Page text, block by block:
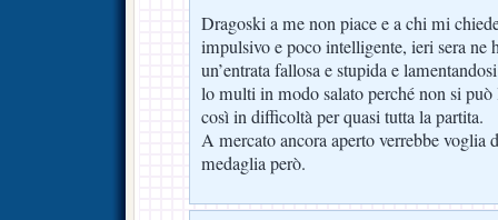
Dragoski a me non piace e a chi mi
impulsivo e poco intelligente, ieri sera ne
un’entrata fallosa e stupida e
lo multi in modo salato perché non si può
così in difficoltà per quasi tutta la partita.
A mercato ancora aperto verrebbe voglia
medaglia però.